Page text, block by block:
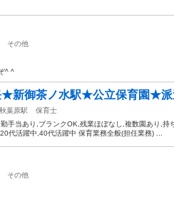
その他
^ ^
★新御茶ノ水駅★公立保育園★派
秋葉原駅
保育士
手当あり,ブランクOK,残業ほぼなし,複数園あり,持
代活躍中,40代活躍中 保育業務全般(担任業務) ...
その他